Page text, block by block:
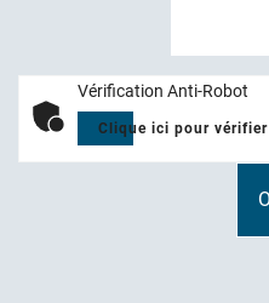
Vérification Anti-Robot
Clique ici pour vérifier